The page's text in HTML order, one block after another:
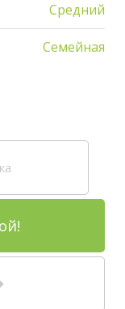
Средний
Семейная